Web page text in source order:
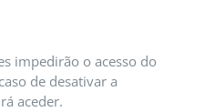
impedirão o acesso do
de desativar a
aceder.